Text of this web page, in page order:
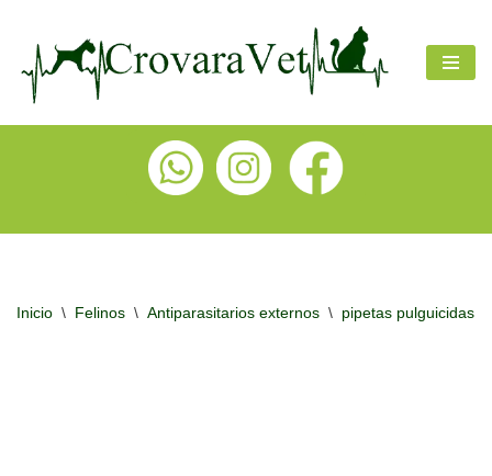
Inicio \ Felinos \ Antiparasitarios externos \ pipetas pulguicidas